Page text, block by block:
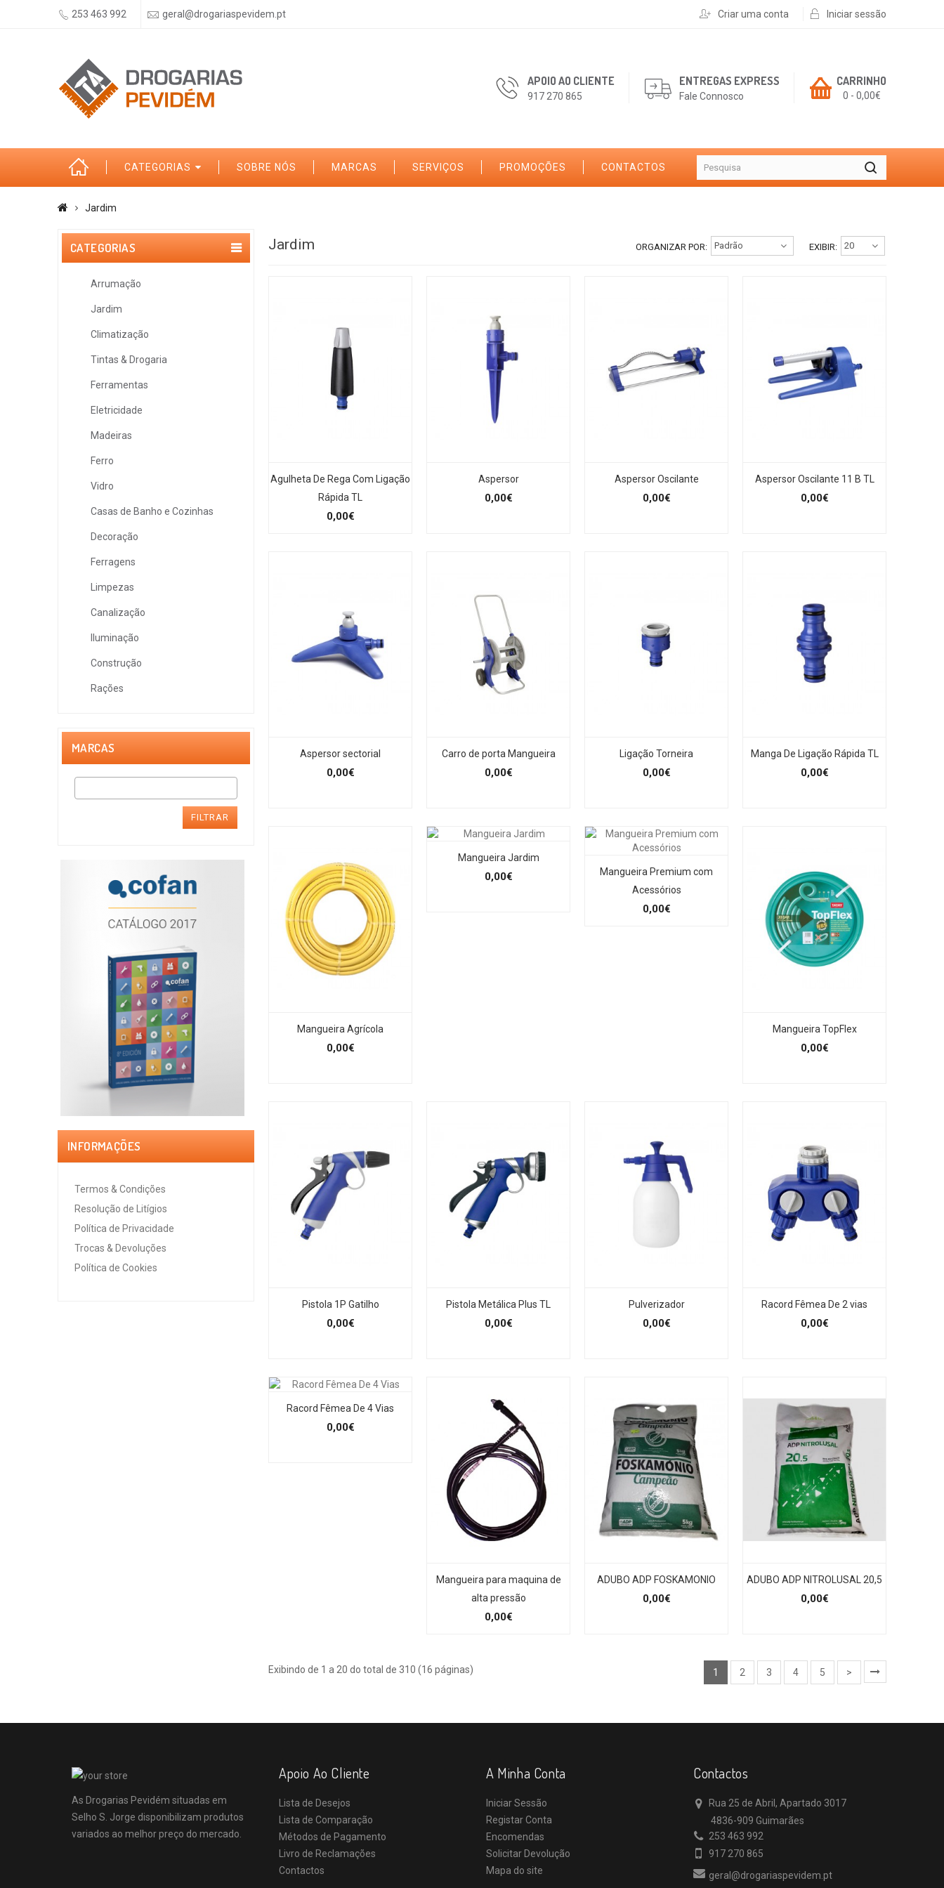
253 463 992 geral@drogariaspevidem.pt Criar uma conta Iniciar sessão
CARRINHO
0 - 0,00€
APOIO AO CLIENTE
917 270 865
ENTREGAS EXPRESS
Fale Connosco
CATEGORIAS SOBRE NÓS MARCAS SERVIÇOS PROMOÇÕES CONTACTOS
Jardim
CATEGORIAS
Arrumação
Jardim
Climatização
Tintas & Drogaria
Ferramentas
Eletricidade
Madeiras
Ferro
Vidro
Casas de Banho e Cozinhas
Decoração
Ferragens
Limpezas
Canalização
Iluminação
Construção
Rações
MARCAS
FILTRAR
INFORMAÇÕES
Termos & Condições
Resolução de Litígios
Política de Privacidade
Trocas & Devoluções
Política de Cookies
Jardim EXIBIR:
ORGANIZAR POR:
Agulheta De Rega Com Ligação
Rápida TL
0,00€
Aspersor
0,00€
Aspersor Oscilante
0,00€
Aspersor Oscilante 11 B TL
0,00€
Aspersor sectorial
0,00€
Carro de porta Mangueira
0,00€
Ligação Torneira
0,00€
Manga De Ligação Rápida TL
0,00€
Mangueira Agrícola
0,00€
Mangueira Jardim
0,00€
Mangueira Premium com
Acessórios
0,00€
Mangueira TopFlex
0,00€
Pistola 1P Gatilho
0,00€
Pistola Metálica Plus TL
0,00€
Pulverizador
0,00€
Racord Fêmea De 2 vias
0,00€
Racord Fêmea De 4 Vias
0,00€
Mangueira para maquina de
alta pressão
0,00€
ADUBO ADP FOSKAMONIO
0,00€
ADUBO ADP NITROLUSAL 20,5
0,00€
Exibindo de 1 a 20 do total de 310 (16 páginas) 1 2 3 4 5 >
As Drogarias Pevidém situadas em
Selho S. Jorge disponibilizam produtos
variados ao melhor preço do mercado.
Apoio Ao Cliente
Lista de Desejos
Lista de Comparação
Métodos de Pagamento
Livro de Reclamações
Contactos
A Minha Conta
Iniciar Sessão
Registar Conta
Encomendas
Solicitar Devolução
Mapa do site
Contactos
Rua 25 de Abril, Apartado 3017
4836-909 Guimarães
253 463 992
917 270 865
geral@drogariaspevidem.pt